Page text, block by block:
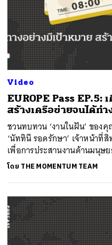
Video
EUROPE Pass EP.5:
สร้างเครือข่ายจนได้ท
ชวนทบทวน ‘งานในฝัน’ ขอ
‘นัททินี รอดรักษา’ เจ้าหน้าที่
เพื่อการประสานงานด้านมนุษ
โดย THE MOMENTUM TEAM